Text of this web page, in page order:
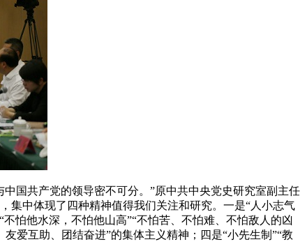
国共产党的领导密不可分。”原中共中央党史研究室副主任
集中体现了四种精神值得我们关注和研究。一是“人小志气
怕他水深，不怕他山高”“不怕苦、不怕难、不怕敌人的凶
爱互助、团结奋进”的集体主义精神；四是“小先生制”“教